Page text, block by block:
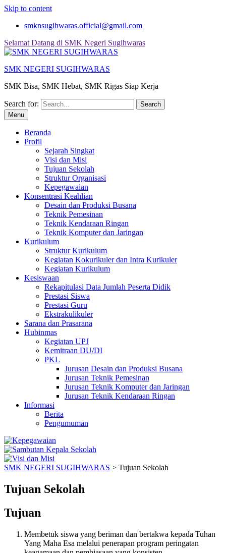
Skip to content
smknsugihwaras.official@gmail.com
Selamat Datang di SMK Negeri Sugihwaras
SMK NEGERI SUGIHWARAS
SMK Bisa, SMK Hebat, SMK Rigas Siap Kerja
Search for:
Menu
Beranda
Profil
Sejarah Singkat
Visi dan Misi
Tujuan Sekolah
Struktur Organisasi
Kepegawaian
Konsentrasi Keahlian
Desain dan Produksi Busana
Teknik Pemesinan
Teknik Kendaraan Ringan
Teknik Komputer dan Jaringan
Kurikulum
Struktur Kurikulum
Kegiatan Kokurikuler dan Intra Kurikuler
Kegiatan Kurikulum
Kesiswaan
Rekapitulasi Data Jumlah Peserta Didik
Prestasi Siswa
Prestasi Guru
Ekstrakulikuler
Sarana dan Prasarana
Hubinmas
Kegiatan UPJ
Kemitraan DU/DI
PKL
Jurusan Desain dan Produksi Busana
Jurusan Teknik Pemesinan
Jurusan Teknik Komputer dan Jaringan
Jurusan Teknik Kendaraan Ringan
Informasi
Berita
Pengumuman
SMK NEGERI SUGIHWARAS > Tujuan Sekolah
Tujuan Sekolah
Tujuan
Membetuk siswa yang beriman dan bertakwa kepada Tuhan
Yang Maha Esa melalui penerapan program peringatan